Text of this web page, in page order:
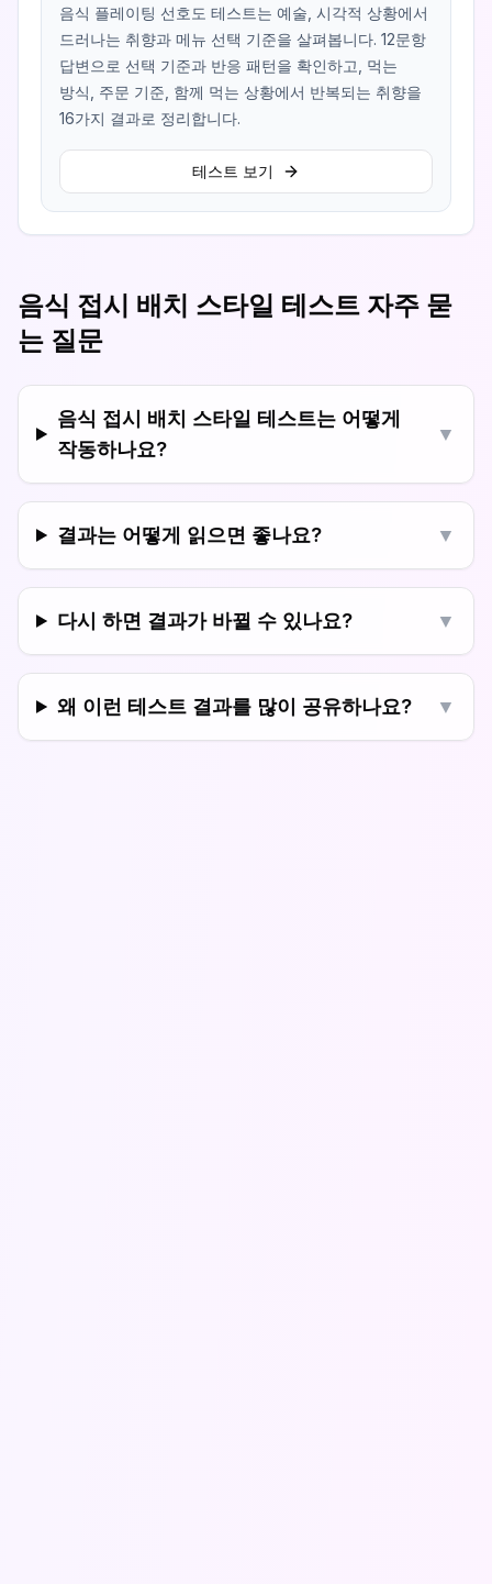
음식 플레이팅 선호도 테스트는 예술, 시각적 상황에서
드러나는 취향과 메뉴 선택 기준을 살펴봅니다. 12문항
답변으로 선택 기준과 반응 패턴을 확인하고, 먹는
방식, 주문 기준, 함께 먹는 상황에서 반복되는 취향을
16가지 결과로 정리합니다.
테스트 보기
음식 접시 배치 스타일 테스트 자주 묻
는 질문
음식 접시 배치 스타일 테스트는 어떻게
작동하나요?
▼
결과는 어떻게 읽으면 좋나요? ▼
다시 하면 결과가 바뀔 수 있나요? ▼
왜 이런 테스트 결과를 많이 공유하나요? ▼